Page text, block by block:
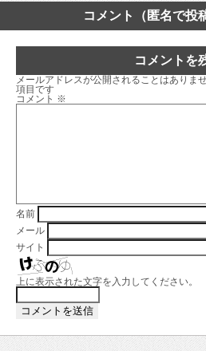
コメント（匿名で投
コメントを
メールアドレスが公開されることはありませ
項目です
コメント ※
名前
メール
サイト
上に表示された文字を入力してください。